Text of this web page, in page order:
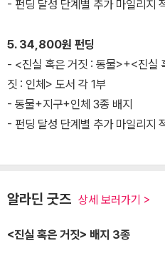
- 펀딩 달성 단계별 추가 마일리지
5. 34,800원 펀딩
- <진실 혹은 거짓 : 동물>+<진실
짓 : 인체> 도서 각 1부
- 동물+지구+인체 3종 배지
- 펀딩 달성 단계별 추가 마일리지
알라딘 굿즈 상세 보러가기 >
<진실 혹은 거짓> 배지 3종